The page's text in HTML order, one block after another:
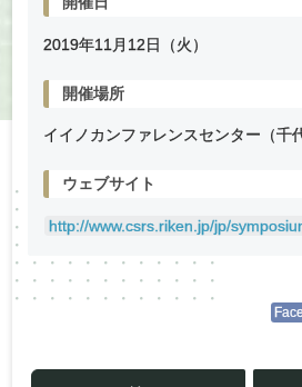
2019年11 月 12日（火）
開催場所
イイノカンファレンスセンター（千
ウェブサイト
http://www.csrs.riken.jp/jp/
投